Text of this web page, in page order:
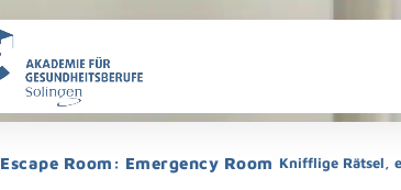
Escape Room: Emergency Room Knifflige Rätsel,